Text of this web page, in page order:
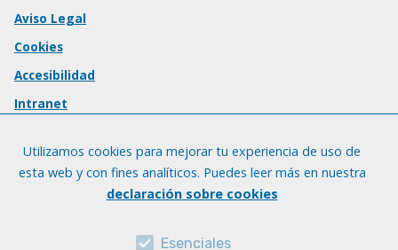
Aviso Legal
Cookies
Accesibilidad
Intranet
Utilizamos cookies para mejorar tu experiencia de uso de
esta web y con fines analíticos. Puedes leer más en nuestra
declaración sobre cookies
Esenciales